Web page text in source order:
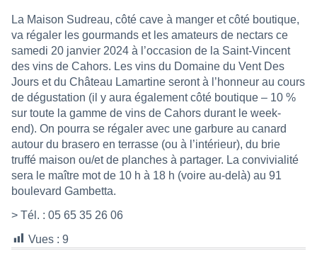
La Maison Sudreau, côté cave à manger et côté boutique,
va régaler les gourmands et les amateurs de nectars ce
samedi 20 janvier 2024 à l’occasion de la Saint-Vincent
des vins de Cahors. Les vins du Domaine du Vent Des
Jours et du Château Lamartine seront à l’honneur au cours
de dégustation (il y aura également côté boutique – 10 %
sur toute la gamme de vins de Cahors durant le week-
end). On pourra se régaler avec une garbure au canard
autour du brasero en terrasse (ou à l’intérieur), du brie
truffé maison ou/et de planches à partager. La convivialité
sera le maître mot de 10 h à 18 h (voire au-delà) au 91
boulevard Gambetta.
> Tél. : 05 65 35 26 06
Vues : 9